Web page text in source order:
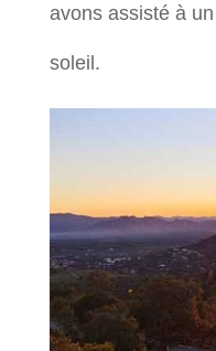
avons assisté à
soleil.